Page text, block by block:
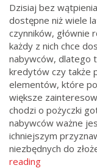
Dzisiaj bez
dostępne niż wiele
czynników, głównie
każdy z nich chce
nabywców, dlatego
kredytów czy także
elementów, które
większe
chodzi o pożyczki
nabywców ważne
ichniejszym
niezbędnych do
reading